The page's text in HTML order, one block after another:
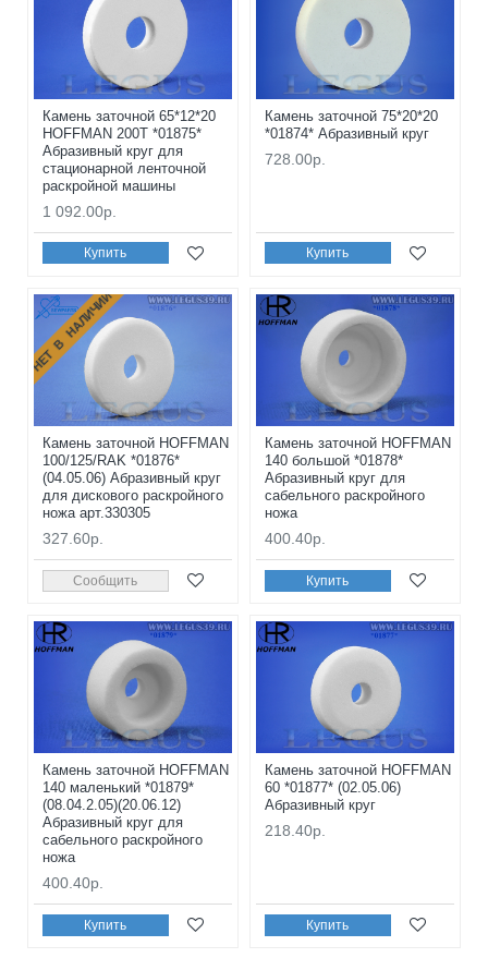
Камень заточной 65*12*20
HOFFMAN 200T *01875*
Абразивный круг для
стационарной ленточной
раскройной машины
1 092.00р.
Купить
Камень заточной 75*20*20
*01874* Абразивный круг
728.00р.
Купить
НЕТ В НАЛИЧИИ
Камень заточной HOFFMAN
100/125/RAK *01876*
(04.05.06) Абразивный круг
для дискового раскройного
ножа арт.330305
327.60р.
Сообщить
Камень заточной HOFFMAN
140 большой *01878*
Абразивный круг для
сабельного раскройного
ножа
400.40р.
Купить
Камень заточной HOFFMAN
140 маленький *01879*
(08.04.2.05)(20.06.12)
Абразивный круг для
сабельного раскройного
ножа
400.40р.
Купить
Камень заточной HOFFMAN
60 *01877* (02.05.06)
Абразивный круг
218.40р.
Купить